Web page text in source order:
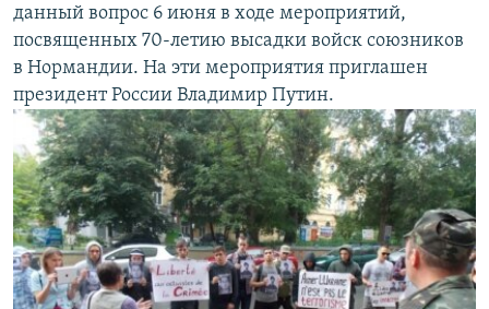
данный вопрос 6 июня в ходе мероприятий,
посвященных 70-летию высадки войск союзников
в Нормандии. На эти мероприятия приглашен
президент России Владимир Путин.